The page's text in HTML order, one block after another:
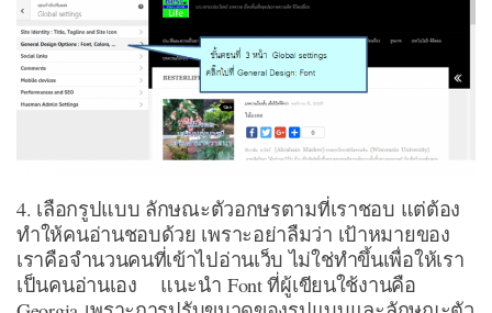
4. เลือกรูปแบบ ลักษณะตัวอกษรตามที่เราชอบ แต่ต้อง
ทำให้คนอ่านชอบด้วย เพราะอย่าลืมว่า เป้าหมายของ
เราคือจำนวนคนที่เข้าไปอ่านเว็บ ไม่ใช่ทำขึ้นเพื่อให้เรา
เป็นคนอ่านเอง แนะนำ Font ที่ผู้เขียนใช้งานคือ